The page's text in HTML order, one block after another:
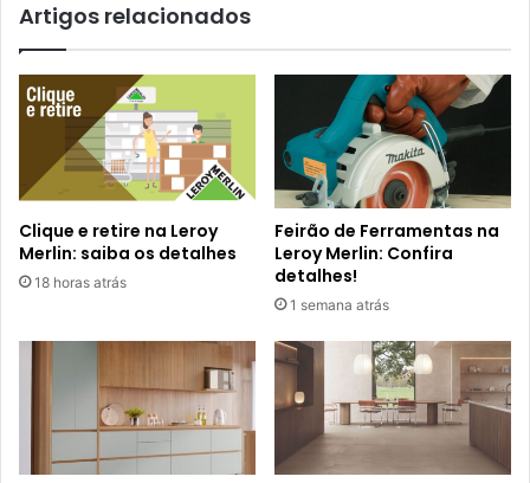
Artigos relacionados
Clique e retire na Leroy
Merlin: saiba os detalhes
18 horas atrás
Feirão de Ferramentas na
Leroy Merlin: Confira
detalhes!
1 semana atrás